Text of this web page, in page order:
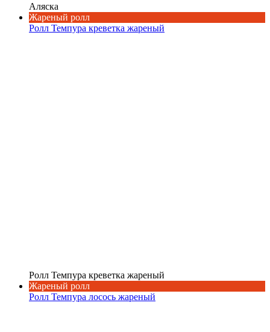
Аляска
Жареный ролл
Ролл Темпура креветка жареный
Ролл Темпура креветка жареный
Жареный ролл
Ролл Темпура лосось жареный